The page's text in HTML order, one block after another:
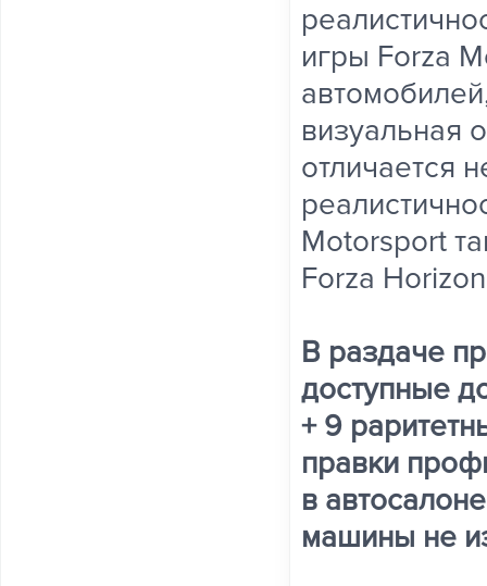
игры Forza
визуальная
отличается
Motorsport
Forza
В раздаче
доступные
+ 9
правки
в
машины не